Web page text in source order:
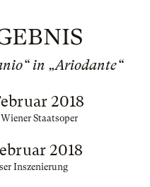
in „Ariodante“
2018
Staatsoper
2018
Inszenierung